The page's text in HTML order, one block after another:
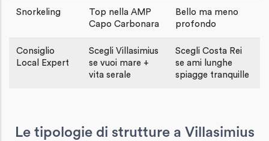
Snorkeling
Top nella AMP
Capo Carbonara
Bello ma meno
profondo
Consiglio
Local Expert
Scegli Villasimius
se vuoi mare +
vita serale
Scegli Costa Rei
se ami lunghe
spiagge tranquille
Le tipologie di strutture a Villasimius